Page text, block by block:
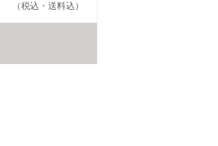
（税込・送料込）